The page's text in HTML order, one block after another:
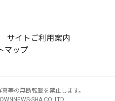
サイトご利用案内
マップ
等の無断転載を禁止します。
SHA CO.,LTD.